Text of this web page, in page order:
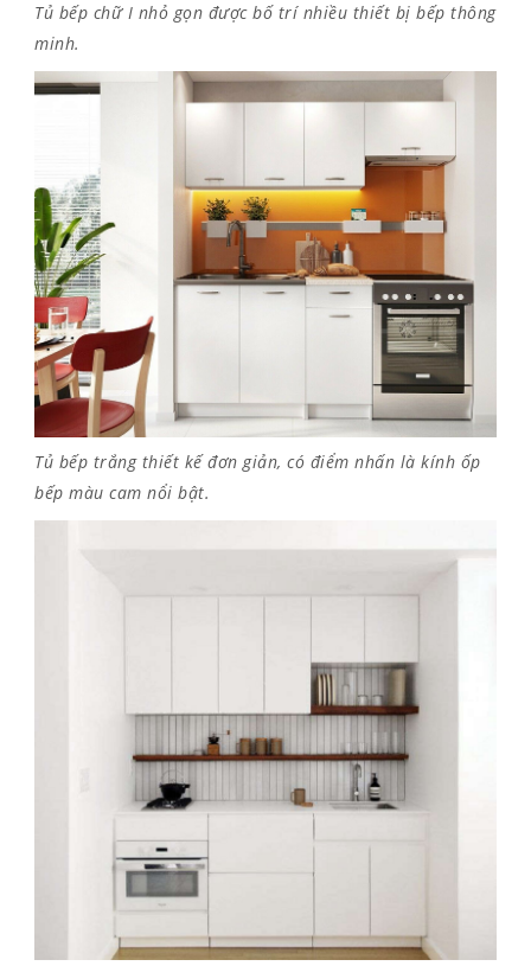
Tủ bếp chữ I nhỏ gọn được bố trí nhiều thiết bị bếp thông
minh.
Tủ bếp trắng thiết kế đơn giản, có điểm nhấn là kính ốp
bếp màu cam nổi bật.